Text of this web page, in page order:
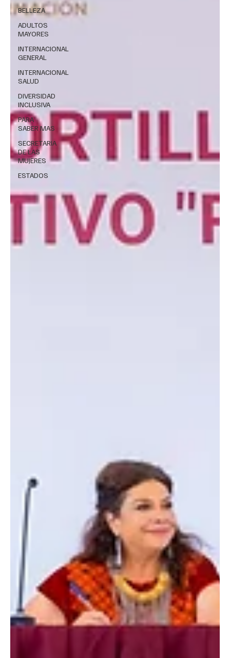
BELLEZA
ADULTOS
MAYORES
INTERNACIONAL
GENERAL
INTERNACIONAL
SALUD
DIVERSIDAD
INCLUSIVA
PARA
SABER MAS
SECRETARIA
DE LAS
MUJERES
ESTADOS